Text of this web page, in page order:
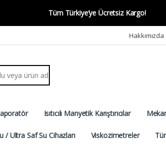
Tüm Türkiye’ye Ücretsiz Kargo!
Hakkımızda
Isıtıcılı Manyetik Karıştırıcılar
/ Ultra Saf Su Cihazları Viskozimetreler